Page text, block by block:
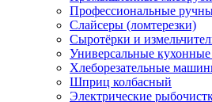
Профессиональные
Слайсеры (ломтерезки)
Сыротёрки и
Универсальные
Хлеборезательные
Шприц колбасный
Электрические